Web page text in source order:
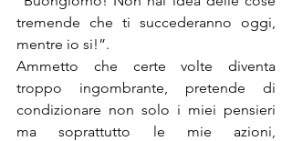
tremende che ti succederanno oggi,
mentre io si!”.
Ammetto che certe volte diventa
troppo ingombrante, pretende di
condizionare non solo i miei pensieri
ma soprattutto le mie azioni,